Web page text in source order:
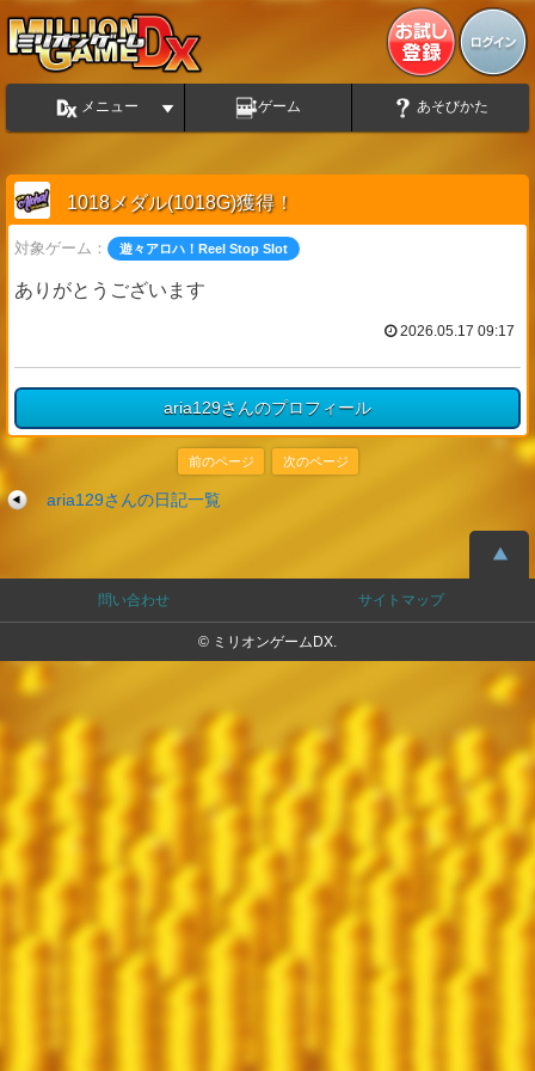
メニュー ゲーム あそびかた
1018メダル(1018G)獲得！
対象ゲーム： 遊々アロハ！Reel Stop Slot
ありがとうございます
2026.05.17 09:17
aria129さんのプロフィール
前のページ 次のページ
aria129さんの日記一覧
問い合わせ サイトマップ
© ミリオンゲームDX.